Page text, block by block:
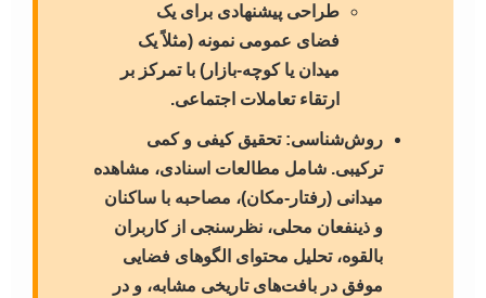
طراحی پیشنهادی برای یک
فضای عمومی نمونه (مثلاً یک
میدان یا کوچه-بازار) با تمرکز بر
ارتقاء تعاملات اجتماعی.
روش‌شناسی: تحقیق کیفی و کمی
ترکیبی. شامل مطالعات اسنادی، مشاهده
میدانی (رفتار-مکان)، مصاحبه با ساکنان
و ذینفعان محلی، نظرسنجی از کاربران
بالقوه، تحلیل محتوای الگوهای فضایی
موفق در بافت‌های تاریخی مشابه، و در